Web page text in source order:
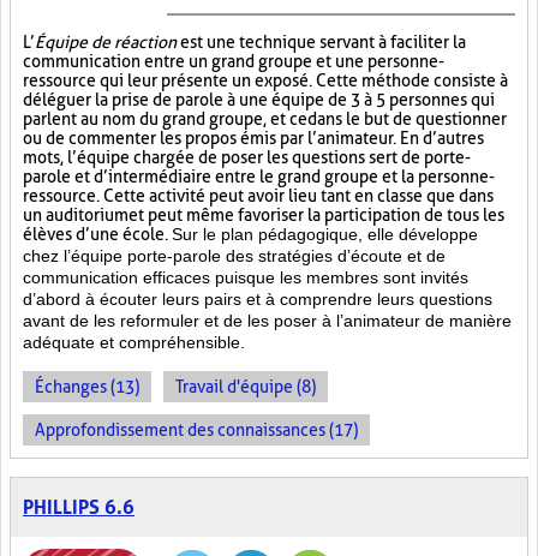
L’Équipe de réactionest une technique servant à faciliter la
communication entre un grand groupe et une personne-
ressource qui leur présente un exposé. Cette méthode consiste à
déléguer la prise de parole à une équipe de 3 à 5 personnes qui
parlent au nom du grand groupe, et ce dans le but de questionner
ou de commenter les propos émis par l’animateur. En d’autres
mots, l’équipe chargée de poser les questions sert de porte-
parole et d’intermédiaire entre le grand groupe et la personne-
ressource. Cette activité peut avoir lieu tant en classe que dans
un auditorium et peut même favoriser la participation de tous les
élèves d’une école. Sur le plan pédagogique, elle développe
chez l’équipe porte-parole des stratégies d’écoute et de
communication efficaces puisque les membres sont invités
d’abord à écouter leurs pairs et à comprendre leurs questions
avant de les reformuler et de les poser à l’animateur de manière
adéquate et compréhensible.
Échanges (13) Travail d'équipe (8)
Approfondissement des connaissances (17)
PHILLIPS 6.6